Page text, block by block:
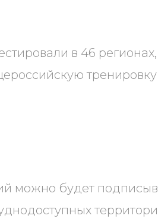
в 46
можно будет